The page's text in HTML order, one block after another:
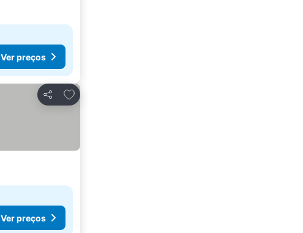
Ver preços
Partilhar
Adicionar aos favoritos
Ver preços